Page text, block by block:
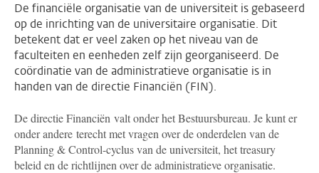
De financiële organisatie van de universiteit is gebaseerd
op de inrichting van de universitaire organisatie. Dit
betekent dat er veel zaken op het niveau van de
faculteiten en eenheden zelf zijn georganiseerd. De
coördinatie van de administratieve organisatie is in
handen van de directie Financiën (FIN).
De directie Financiën valt onder het Bestuursbureau. Je kunt er
onder andere terecht met vragen over de onderdelen van de
Planning & Control-cyclus van de universiteit, het treasury
beleid en de richtlijnen over de administratieve organisatie.